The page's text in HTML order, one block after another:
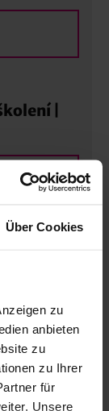
Über Cookies
zu
anbieten
zu
zu Ihrer
für
Unsere
|
CNC
|
služby